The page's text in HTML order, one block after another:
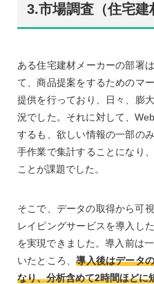
3.市場調査（住宅建
ある住宅建材メーカーの部署
て、商品提案をするためのマ
提供を行っており、日々、膨
況でした。それに対して、
するも、欲しい情報の一部の
手作業で集計することになり
ことが課題でした。
そこで、データの取得から可
レイピングサービスを導入し
を実現できました。導入前は
いたところ、導入後はデータ
なり、分析含めて2時間ほどに